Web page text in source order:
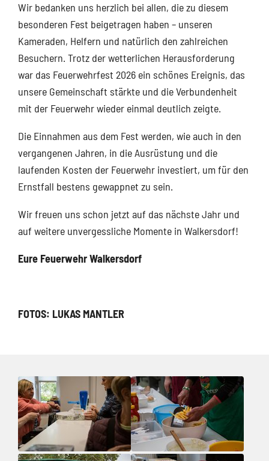
Wir bedanken uns herzlich bei allen, die zu diesem
besonderen Fest beigetragen haben – unseren
Kameraden, Helfern und natürlich den zahlreichen
Besuchern. Trotz der wetterlichen Herausforderung
war das Feuerwehrfest 2026 ein schönes Ereignis, das
unsere Gemeinschaft stärkte und die Verbundenheit
mit der Feuerwehr wieder einmal deutlich zeigte.
Die Einnahmen aus dem Fest werden, wie auch in den
vergangenen Jahren, in die Ausrüstung und die
laufenden Kosten der Feuerwehr investiert, um für den
Ernstfall bestens gewappnet zu sein.
Wir freuen uns schon jetzt auf das nächste Jahr und
auf weitere unvergessliche Momente in Walkersdorf!
Eure Feuerwehr Walkersdorf
FOTOS: LUKAS MANTLER